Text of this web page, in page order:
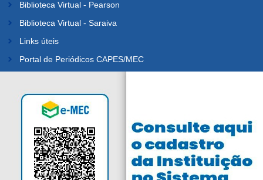
Biblioteca Virtual - Pearson
Biblioteca Virtual - Saraiva
Links úteis
Portal de Periódicos CAPES/MEC